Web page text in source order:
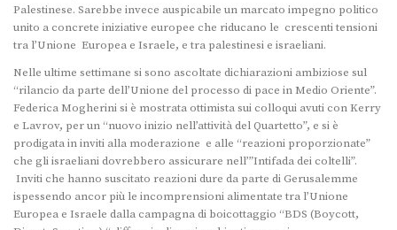
Palestinese. Sarebbe invece auspicabile un marcato impegno politico
unito a concrete iniziative europee che riducano le crescenti tensioni
tra l’Unione Europea e Israele, e tra palestinesi e israeliani.
Nelle ultime settimane si sono ascoltate dichiarazioni ambiziose sul
“rilancio da parte dell’Unione del processo di pace in Medio Oriente”.
Federica Mogherini si è mostrata ottimista sui colloqui avuti con Kerry
e Lavrov, per un “nuovo inizio nell’attività del Quartetto”, e si è
prodigata in inviti alla moderazione e alle “reazioni proporzionate”
che gli israeliani dovrebbero assicurare nell’”Intifada dei coltelli”.
Inviti che hanno suscitato reazioni dure da parte di Gerusalemme
ispessendo ancor più le incomprensioni alimentate tra l’Unione
Europea e Israele dalla campagna di boicottaggio “BDS (Boycott,